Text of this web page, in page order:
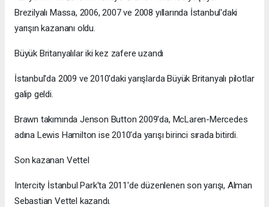
Brezilyalı Massa, 2006, 2007 ve 2008 yıllarında İstanbul'daki
yarışın kazananı oldu.
Büyük Britanyalılar iki kez zafere uzandı
İstanbul'da 2009 ve 2010'daki yarışlarda Büyük Britanyalı pilotlar
galip geldi.
Brawn takımında Jenson Button 2009'da, McLaren-Mercedes
adına Lewis Hamilton ise 2010'da yarışı birinci sırada bitirdi.
Son kazanan Vettel
Intercity İstanbul Park'ta 2011'de düzenlenen son yarışı, Alman
Sebastian Vettel kazandı.